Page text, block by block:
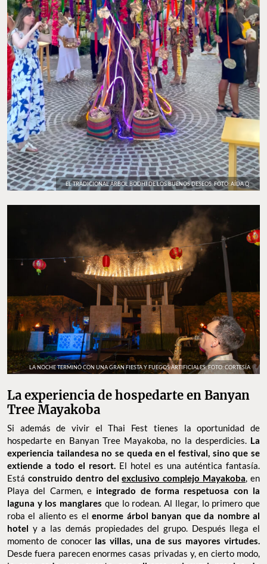
EL TRADICIONAL ÁRBOL BODHI DE LOS BUENOS DESEOS. FOTO: AÍDA Q.
LA NOCHE TERMINÓ CON UNA GRAN FIESTA Y FUEGOS ARTIFICIALES. FOTO: CORTESÍA
La experiencia de hospedarte en Banyan
Tree Mayakoba
Si además de vivir el Thai Fest tienes la oportunidad de
hospedarte en Banyan Tree Mayakoba, no la desperdicies.
La
experiencia tailandesa no se queda en el festival, sino que se
extiende a todo el resort. El hotel es una auténtica fantasía.
Está construido dentro delexclusivo complejo Mayakoba , en
Playa del Carmen, e integrado de forma respetuosa con la
laguna y los manglares que lo rodean. Al llegar, lo primero que
roba el aliento es elenorme árbol banyan que da nombre al
hotel y a las demás propiedades del grupo. Después llega el
momento de conocer las villas, una de sus mayores virtudes.
Desde fuera parecen enormes casas privadas y, en cierto modo,